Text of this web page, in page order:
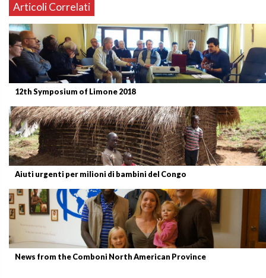
Articoli Correlati
12th Symposium of Limone 2018
Aiuti urgenti per milioni di bambini del Congo
News from the Comboni North American Province